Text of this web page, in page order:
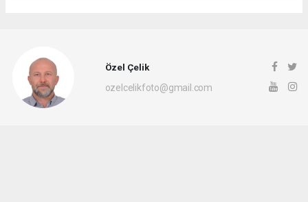
Özel Çelik
ozelcelikfoto@gmail.com